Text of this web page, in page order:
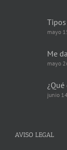
mayo
Me
mayo
junio
AVISO LEGAL